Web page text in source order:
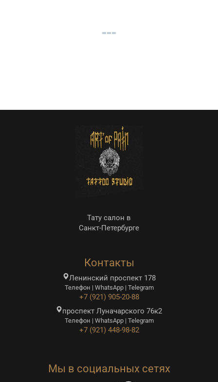
Тату салон в
Санкт-Петербурге
Контакты
Ленинский проспект 178
Телефон | WhatsApp | Telegram
+7 (921) 905-20-88
проспект Луначарского 76к2
Телефон | WhatsApp | Telegram
+7 (921) 448-98-82
Мы в социальных сетях